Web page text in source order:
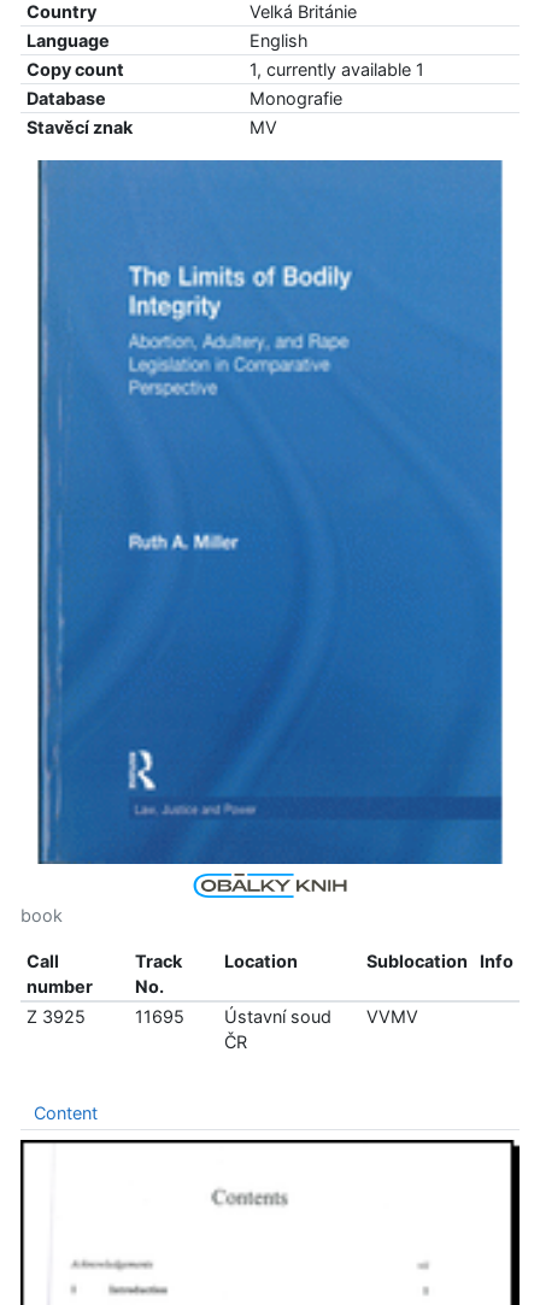
Country
Velká Británie
Language
English
Copy count
1, currently available 1
Database
Monografie
Stavěcí znak
MV
book
Call
number
Track
No.
Location Sublocation Info
Z 3925 11695
Ústavní soud
ČR
VVMV
Content